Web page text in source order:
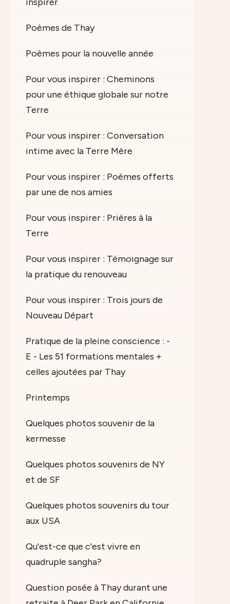
Poèmes de Thay
Poèmes pour la nouvelle année
Pour vous inspirer : Cheminons
pour une éthique globale sur notre
Terre
Pour vous inspirer : Conversation
intime avec la Terre Mère
Pour vous inspirer : Poèmes offerts
par une de nos amies
Pour vous inspirer : Prières à la
Terre
Pour vous inspirer : Témoignage sur
la pratique du renouveau
Pour vous inspirer : Trois jours de
Nouveau Départ
Pratique de la pleine conscience : -
E - Les 51 formations mentales +
celles ajoutées par Thay
Printemps
Quelques photos souvenir de la
kermesse
Quelques photos souvenirs de NY
et de SF
Quelques photos souvenirs du tour
aux USA
Qu'est-ce que c'est vivre en
quadruple sangha?
Question posée à Thay durant une